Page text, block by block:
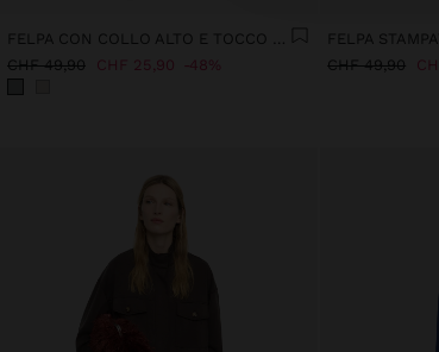
FELPA CON COLLO ALTO E TOCCO MORBIDO
CHF 49,90 CHF 25,90 48% CHF 49,90